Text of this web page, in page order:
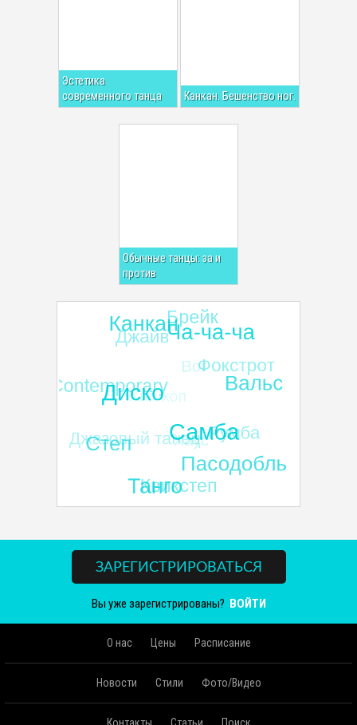
Эстетика
современного танца
Канкан. Бешенство ног.
Обычные танцы: за и
против
ЗАРЕГИСТРИРОВАТЬСЯ
Вы уже зарегистрированы? ВОЙТИ
О нас Цены Расписание
Новости Стили Фото/Видео